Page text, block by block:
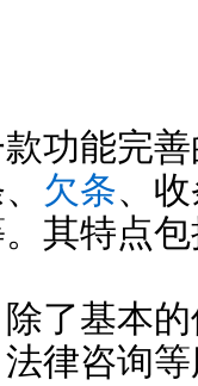
能完善
欠条、
其特点
基本的
律咨询